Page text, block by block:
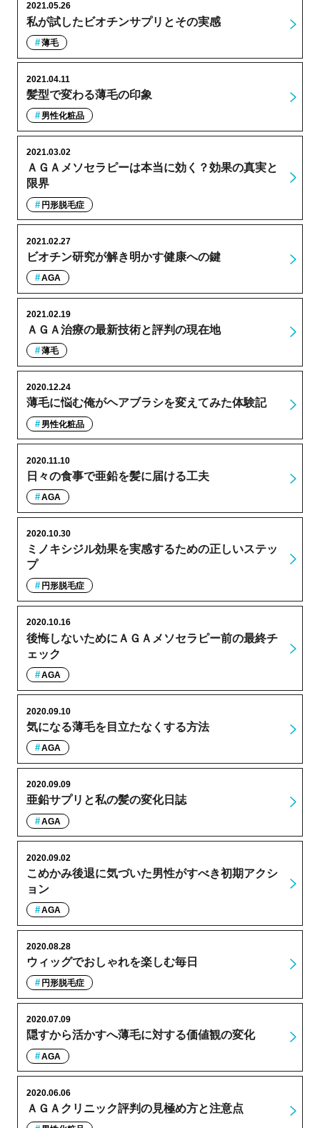
私が試したビオチンサプリとその実感
2021.05.26
薄毛
髪型で変わる薄毛の印象
2021.04.11
男性化粧品
ＡＧＡメソセラピーは本当に効く？効果の真実と
限界
2021.03.02
円形脱毛症
ビオチン研究が解き明かす健康への鍵
2021.02.27
AGA
ＡＧＡ治療の最新技術と評判の現在地
2021.02.19
薄毛
薄毛に悩む俺がヘアブラシを変えてみた体験記
2020.12.24
男性化粧品
日々の食事で亜鉛を髪に届ける工夫
2020.11.10
AGA
ミノキシジル効果を実感するための正しいステッ
プ
2020.10.30
円形脱毛症
後悔しないためにＡＧＡメソセラピー前の最終チ
ェック
2020.10.16
AGA
気になる薄毛を目立たなくする方法
2020.09.10
AGA
亜鉛サプリと私の髪の変化日誌
2020.09.09
AGA
こめかみ後退に気づいた男性がすべき初期アクシ
ョン
2020.09.02
AGA
ウィッグでおしゃれを楽しむ毎日
2020.08.28
円形脱毛症
隠すから活かすへ薄毛に対する価値観の変化
2020.07.09
AGA
ＡＧＡクリニック評判の見極め方と注意点
2020.06.06